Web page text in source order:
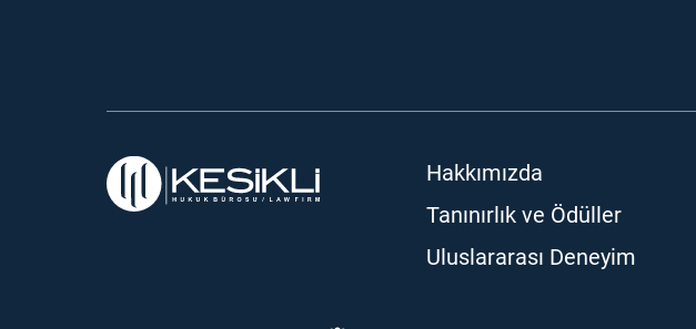
Hakkımızda
Tanınırlık ve Ödüller
Uluslararası Deneyim